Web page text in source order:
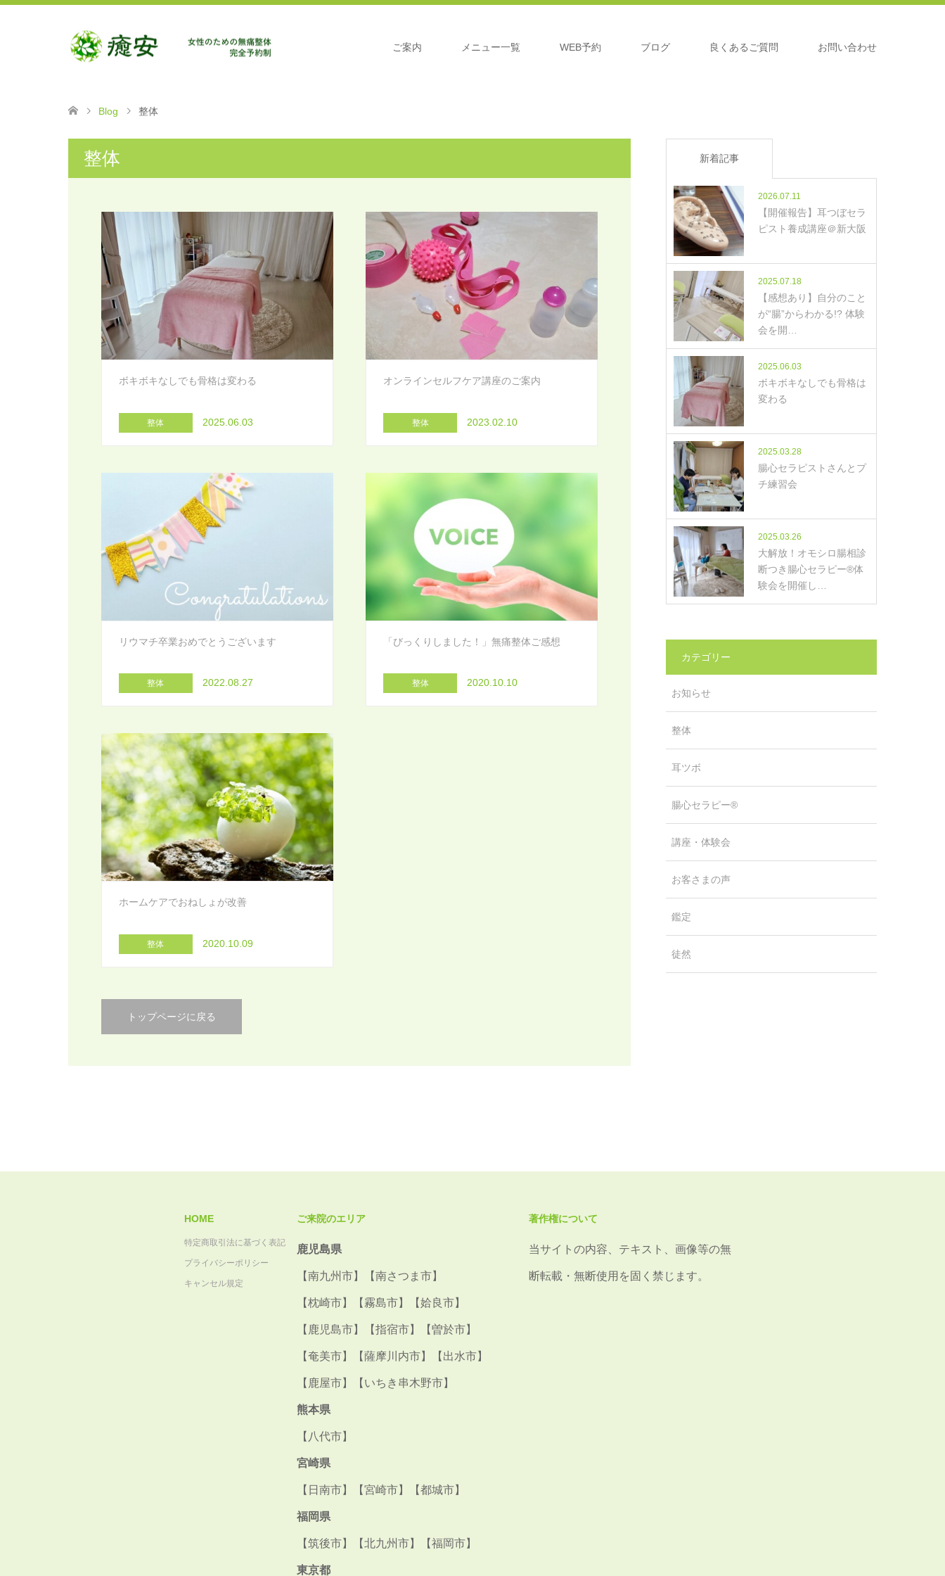
ご案内 メニュー一覧 WEB予約 ブログ 良くあるご質問 お問い合わせ
Blog 整体
整体
ボキボキなしでも骨格は変わる
整体 2025.06.03
オンラインセルフケア講座のご案内
整体 2023.02.10
リウマチ卒業おめでとうございます
整体 2022.08.27
「びっくりしました！」無痛整体ご感想
整体 2020.10.10
ホームケアでおねしょが改善
整体 2020.10.09
トップページに戻る
新着記事
2026.07.11
【開催報告】耳つぼセラ
ピスト養成講座＠新大阪
2025.07.18
【感想あり】自分のこと
が“腸”からわかる!? 体験
会を開…
2025.06.03
ボキボキなしでも骨格は
変わる
2025.03.28
腸心セラピストさんとプ
チ練習会
2025.03.26
大解放！オモシロ腸相診
断つき腸心セラピー®体
験会を開催し…
カテゴリー
お知らせ
整体
耳ツボ
腸心セラピー®
講座・体験会
お客さまの声
鑑定
徒然
HOME
特定商取引法に基づく表記
プライバシーポリシー
キャンセル規定
ご来院のエリア
鹿児島県
【南九州市】【南さつま市】
【枕崎市】【霧島市】【姶良市】
【鹿児島市】【指宿市】【曽於市】
【奄美市】【薩摩川内市】【出水市】
【鹿屋市】【いちき串木野市】
熊本県
【八代市】
宮崎県
【日南市】【宮崎市】【都城市】
福岡県
【筑後市】【北九州市】【福岡市】
東京都
著作権について
当サイトの内容、テキスト、画像等の無
断転載・無断使用を固く禁じます。